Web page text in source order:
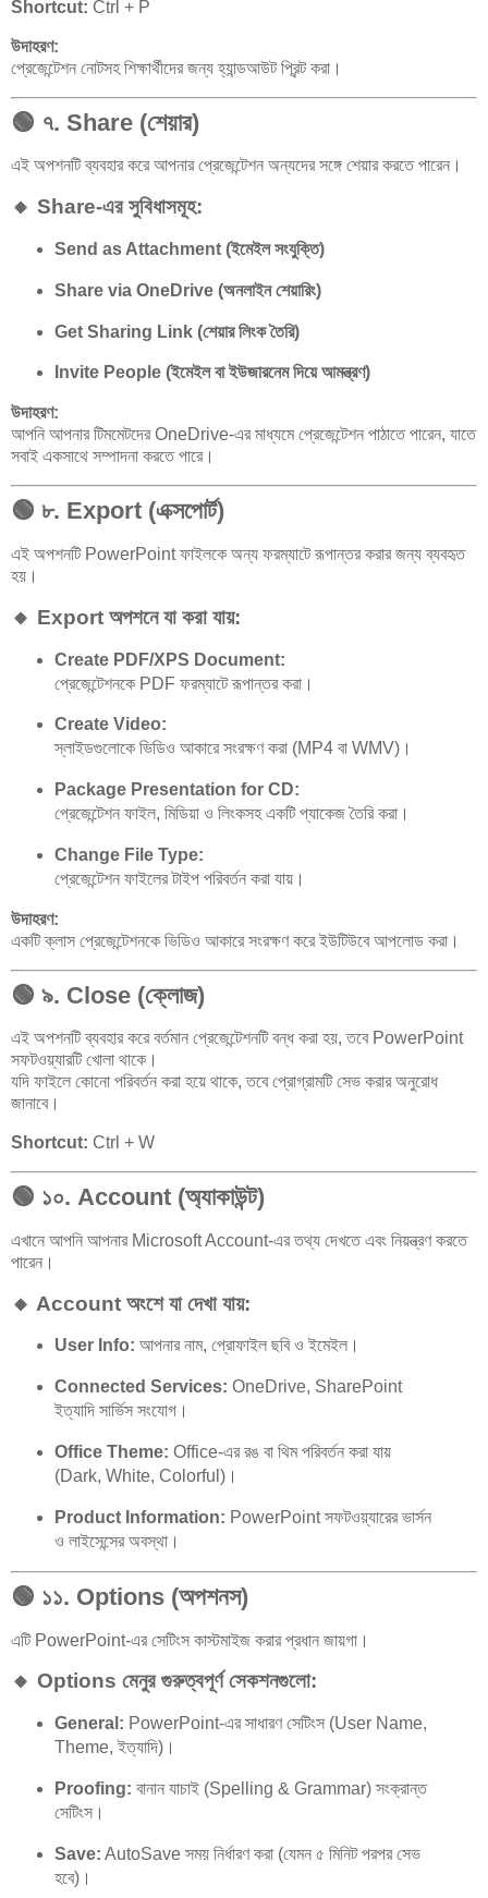
Shortcut: Ctrl + P
উদাহরণ:
প্রেজেন্টেশন নোটসহ শিক্ষার্থীদের জন্য হ্যান্ডআউট প্রিন্ট করা।
🟢 ৭. Share (শেয়ার)
এই অপশনটি ব্যবহার করে আপনার প্রেজেন্টেশন অন্যদের সঙ্গে শেয়ার করতে পারেন।
🔸 Share-এর সুবিধাসমূহ:
Send as Attachment (ইমেইল সংযুক্তি)
Share via OneDrive (অনলাইন শেয়ারিং)
Get Sharing Link (শেয়ার লিংক তৈরি)
Invite People (ইমেইল বা ইউজারনেম দিয়ে আমন্ত্রণ)
উদাহরণ:
আপনি আপনার টিমমেটদের OneDrive-এর মাধ্যমে প্রেজেন্টেশন পাঠাতে পারেন, যাতে
সবাই একসাথে সম্পাদনা করতে পারে।
🟢 ৮. Export (এক্সপোর্ট)
এই অপশনটি PowerPoint ফাইলকে অন্য ফরম্যাটে রূপান্তর করার জন্য ব্যবহৃত
হয়।
🔸 Export অপশনে যা করা যায়:
Create PDF/XPS Document:
প্রেজেন্টেশনকে PDF ফরম্যাটে রূপান্তর করা।
Create Video:
স্লাইডগুলোকে ভিডিও আকারে সংরক্ষণ করা (MP4 বা WMV)।
Package Presentation for CD:
প্রেজেন্টেশন ফাইল, মিডিয়া ও লিংকসহ একটি প্যাকেজ তৈরি করা।
Change File Type:
প্রেজেন্টেশন ফাইলের টাইপ পরিবর্তন করা যায়।
উদাহরণ:
একটি ক্লাস প্রেজেন্টেশনকে ভিডিও আকারে সংরক্ষণ করে ইউটিউবে আপলোড করা।
🟢 ৯. Close (ক্লোজ)
এই অপশনটি ব্যবহার করে বর্তমান প্রেজেন্টেশনটি বন্ধ করা হয়, তবে PowerPoint
সফটওয়্যারটি খোলা থাকে।
যদি ফাইলে কোনো পরিবর্তন করা হয়ে থাকে, তবে প্রোগ্রামটি সেভ করার অনুরোধ
জানাবে।
Shortcut: Ctrl + W
🟢 ১০. Account (অ্যাকাউন্ট)
এখানে আপনি আপনার Microsoft Account-এর তথ্য দেখতে এবং নিয়ন্ত্রণ করতে
পারেন।
🔸 Account অংশে যা দেখা যায়:
User Info: আপনার নাম, প্রোফাইল ছবি ও ইমেইল।
Connected Services: OneDrive, SharePoint
ইত্যাদি সার্ভিস সংযোগ।
Office Theme: Office-এর রঙ বা থিম পরিবর্তন করা যায়
(Dark, White, Colorful)।
Product Information: PowerPoint সফটওয়্যারের ভার্সন
ও লাইসেন্সের অবস্থা।
🟢 ১১. Options (অপশনস)
এটি PowerPoint-এর সেটিংস কাস্টমাইজ করার প্রধান জায়গা।
🔸 Options মেনুর গুরুত্বপূর্ণ সেকশনগুলো:
General: PowerPoint-এর সাধারণ সেটিংস (User Name,
Theme, ইত্যাদি)।
Proofing: বানান যাচাই (Spelling & Grammar) সংক্রান্ত
সেটিংস।
Save: AutoSave সময় নির্ধারণ করা (যেমন ৫ মিনিট পরপর সেভ
হবে)।